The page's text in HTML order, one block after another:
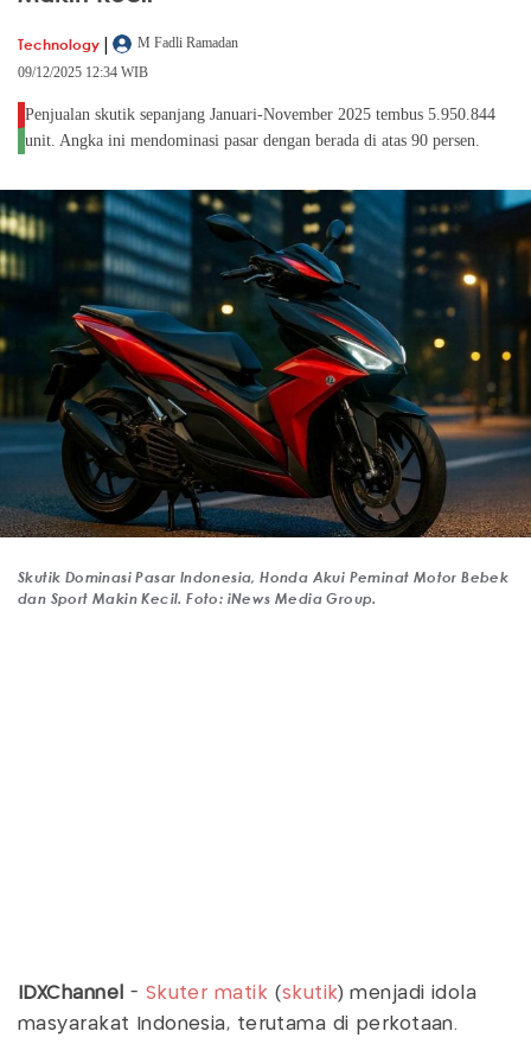
Technology |
M Fadli Ramadan
09/12/2025 12:34 WIB
Penjualan skutik sepanjang Januari-November 2025 tembus 5.950.844
unit. Angka ini mendominasi pasar dengan berada di atas 90 persen.
Skutik Dominasi Pasar Indonesia, Honda Akui Peminat Motor Bebek
dan Sport Makin Kecil. Foto: iNews Media Group.
IDXChannel - Skuter matik (skutik) menjadi idola
masyarakat Indonesia, terutama di perkotaan.